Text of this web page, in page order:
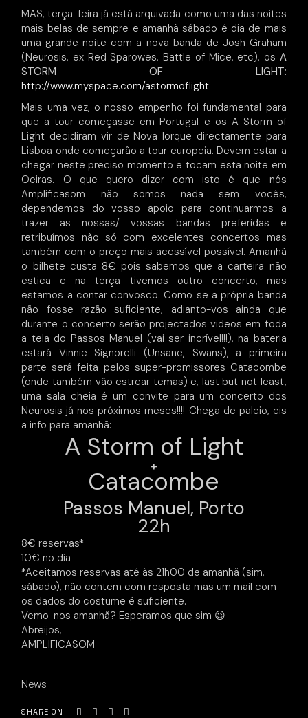
MAS, terça-feira já está arquivada como uma das noites
mais belas de sempre e amanhã sábado é dia de mais
uma grande noite com a nova banda de Josh Graham
(Neurosis, ex Red Sparowes, Battle of Mice, etc), os A
STORM OF LIGHT:
http://www.myspace.com/astormoflight
Mais uma vez, o nosso empenho foi fundamental para
que a tour começasse em Portugal e os A Storm of
Light decidiram vir de Nova Iorque directamente para
Lisboa onde começarão a tour europeia. Devem estar a
chegar neste preciso momento e tocam esta noite em
Oeiras. O que quero dizer com isto é que nós
Amplificasom não somos nada sem vocês,
dependemos do vosso apoio para continuarmos a
trazer as nossas/ vossas bandas preferidas e
retribuímos não só com excelentes concertos mas
também com o preço mais acessível possível. Amanhã
o bilhete custa 8€ pois sabemos que a carteira não
estica e na terça tivemos outro concerto, mas
estamos a contar convosco. Como se a própria banda
não fosse razão suficiente, adianto-vos ainda que
durante o concerto serão projectados videos em toda
a tela do Passos Manuel (vai ser incrível!!!), na bateria
estará Vinnie Signorelli (Unsane, Swans), a primeira
parte será feita pelos super-promissores Catacombe
(onde também vão estrear temas) e, last but not least,
uma sala cheia é um convite para um concerto dos
Neurosis já nos próximos meses!!!! Chega de paleio, eis
a info para amanhã:
A Storm of Light
+
Catacombe
Passos Manuel, Porto
22h
8€ reservas*
10€ no dia
*Aceitamos reservas até às 21h00 de amanhã (sim,
sábado), não contem com resposta mas um mail com
os dados do costume é suficiente.
Vemo-nos amanhã? Esperamos que sim 😉
Abreijos,
AMPLIFICASOM
News
SHARE ON